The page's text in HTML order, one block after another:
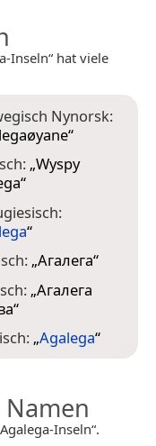
Inseln“ hat viele
Nynorsk:
“
„Wyspy
“
“
„Агалега“
„Агалега
“
„Agalega“
Inseln“.